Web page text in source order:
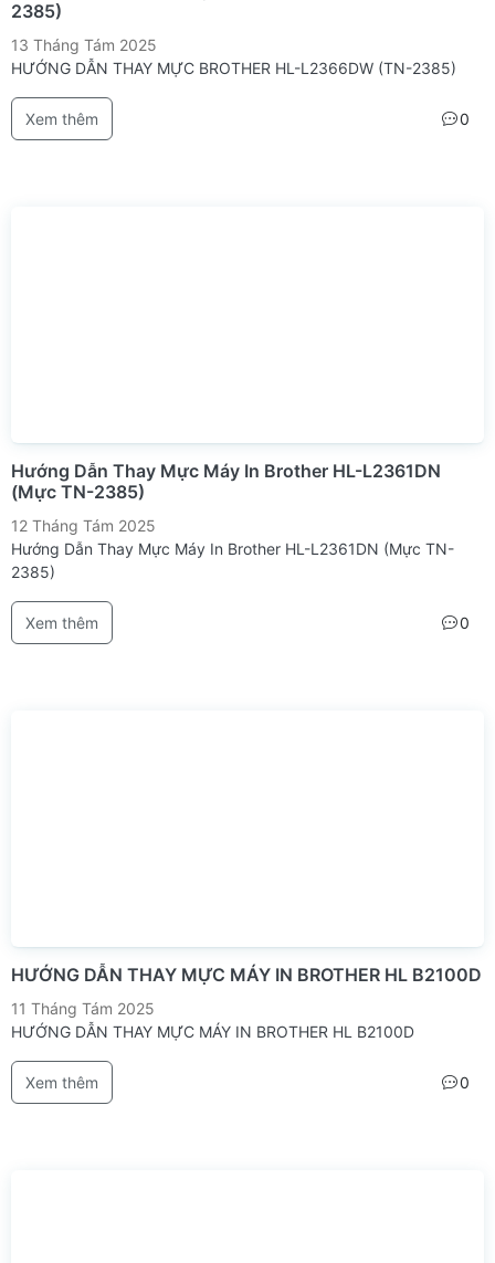
2385)
13 Tháng Tám 2025
HƯỚNG DẪN THAY MỰC BROTHER HL-L2366DW (TN-2385)
Xem thêm 0
Hướng Dẫn Thay Mực Máy In Brother HL-L2361DN
(Mực TN-2385)
12 Tháng Tám 2025
Hướng Dẫn Thay Mực Máy In Brother HL-L2361DN (Mực TN-
2385)
Xem thêm 0
HƯỚNG DẪN THAY MỰC MÁY IN BROTHER HL B2100D
11 Tháng Tám 2025
HƯỚNG DẪN THAY MỰC MÁY IN BROTHER HL B2100D
Xem thêm 0